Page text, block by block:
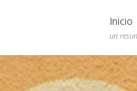
Inicio
un